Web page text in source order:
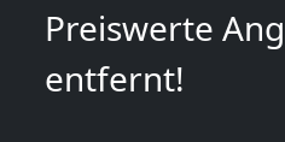
Preiswerte
entfernt!